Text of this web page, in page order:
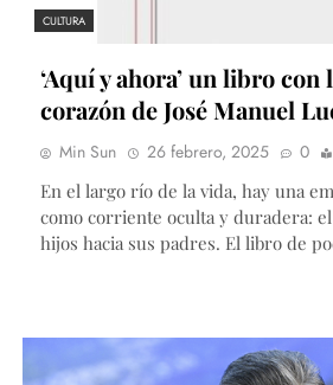
CULTURA
‘Aquí y ahora’ un libro con
corazón de José Manuel
Min Sun 26 febrero, 2025 0
En el largo río de la vida, hay una
como corriente oculta y duradera:
hijos hacia sus padres. El libro de